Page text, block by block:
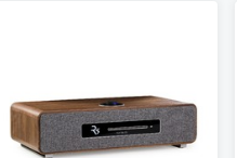
AB
driver